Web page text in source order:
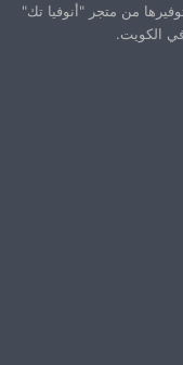
من متجر "أنوفيا تك"
في الكويت.